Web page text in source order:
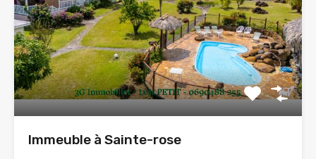
Immeuble à Sainte-rose